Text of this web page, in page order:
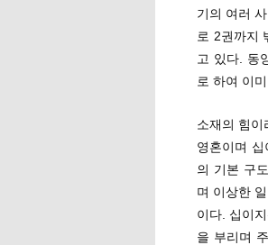
기의 여러
로 2권까지
고 있다. 동
로 하여 이
소재의 힘이
영혼이며
의 기본 구
며 이상한
이다. 십이
을 부리며